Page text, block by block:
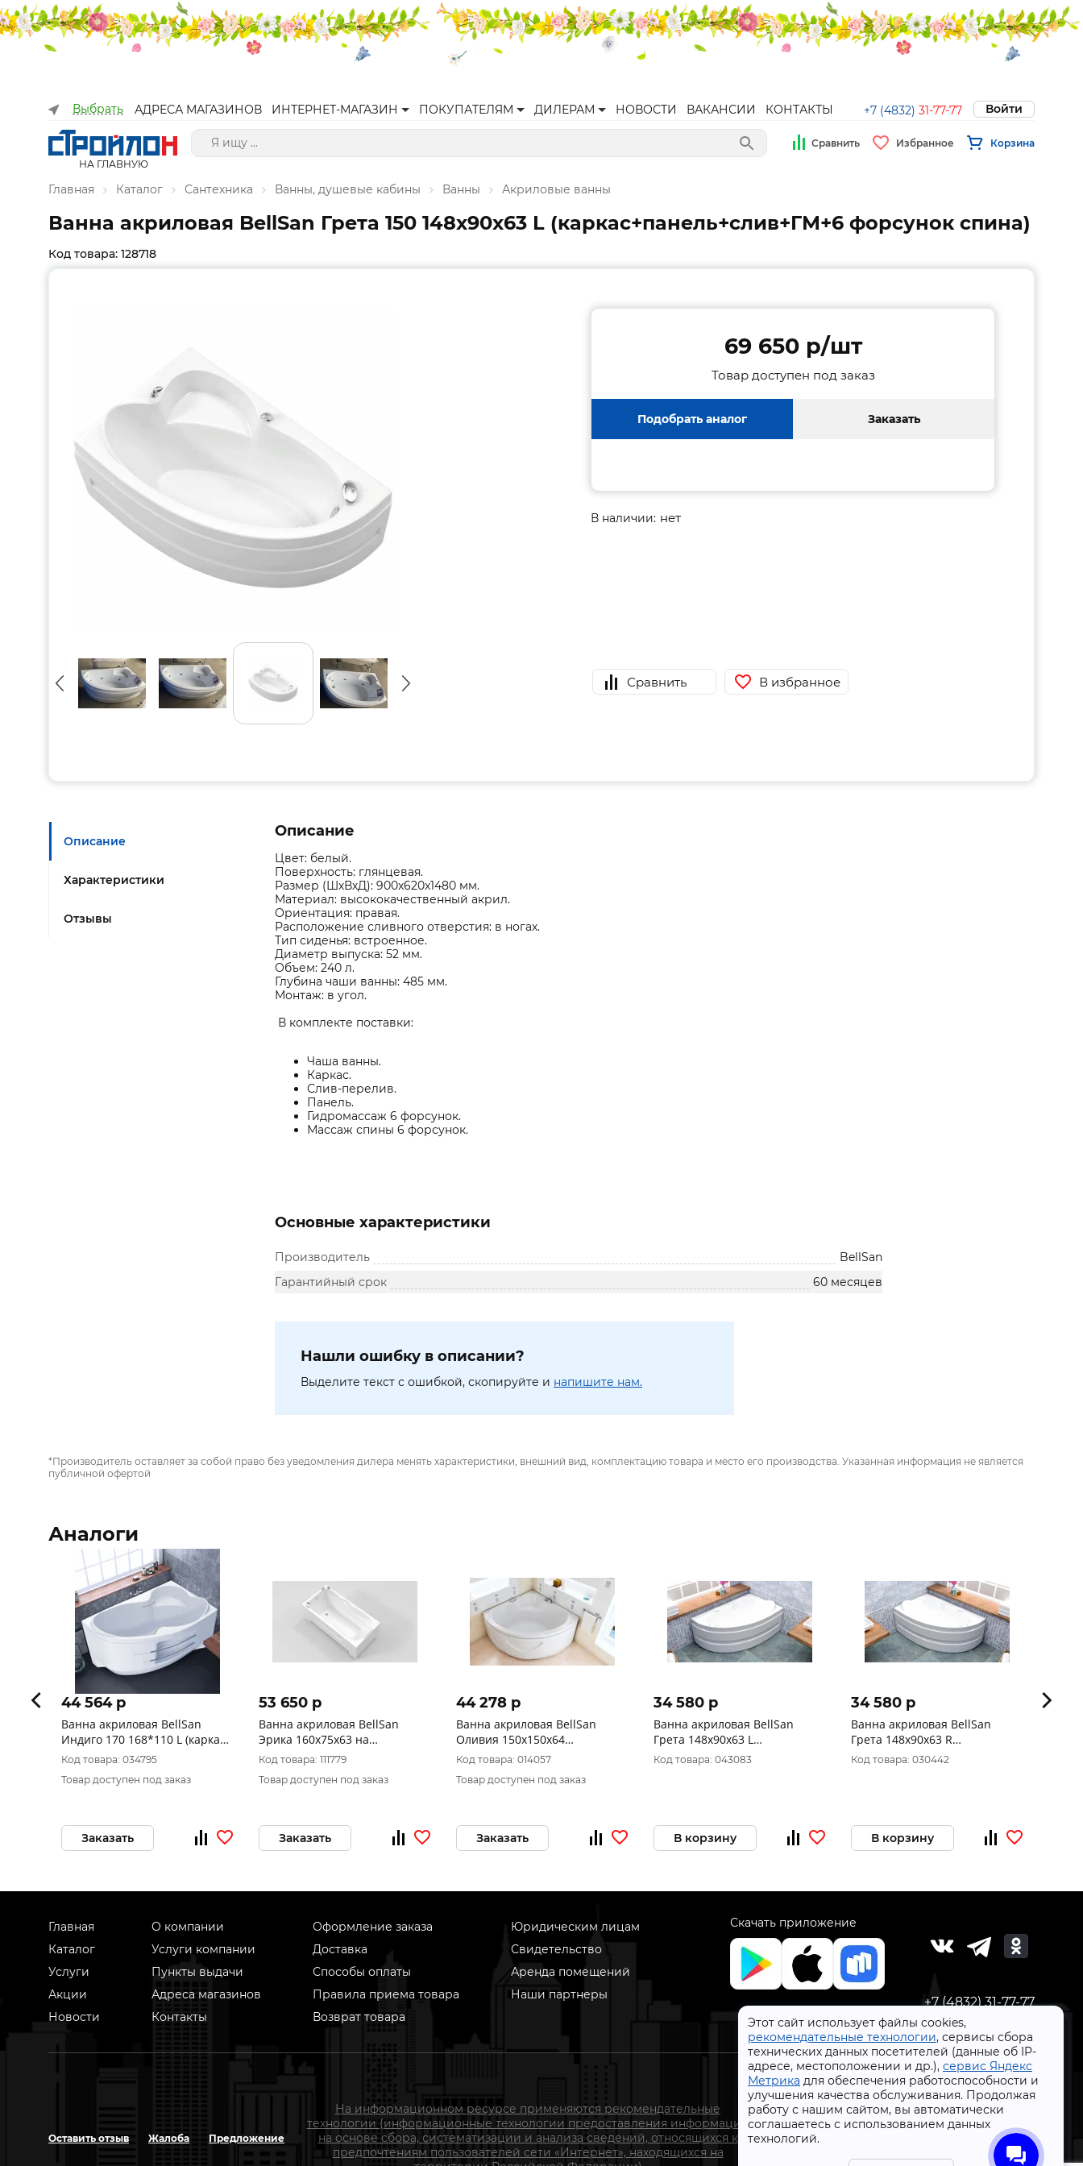
Выбрать АДРЕСА МАГАЗИНОВ ИНТЕРНЕТ-МАГАЗИН ПОКУПАТЕЛЯМ ДИЛЕРАМ НОВОСТИ ВАКАНСИИ КОНТАКТЫ +7 (4832) 31-77-77 Войти
НА ГЛАВНУЮ
Сравнить Избранное Корзина
Главная Каталог Сантехника Ванны, душевые кабины Ванны Акриловые ванны
Этот сайт использует файлы cookies,
рекомендательные технологии, сервисы сбора
технических данных посетителей (данные об IP-
адресе, местоположении и др.), сервис Яндекс
Метрика для обеспечения работоспособности и
улучшения качества обслуживания. Продолжая
работу с нашим сайтом, вы автоматически
соглашаетесь с использованием данных
технологий.
Ванна акриловая BellSan Грета 150 148х90х63 L (каркас+панель+слив+ГМ+6 форсунок спина)
Код товара: 128718
69 650 p/шт
Товар доступен под заказ
Подобрать аналог Заказать
В наличии: нет
Сравнить В избранное
Описание
Характеристики
Отзывы
Описание
Цвет: белый.
Поверхность: глянцевая.
Размер (ШхВхД): 900x620x1480 мм.
Материал: высококачественный акрил.
Ориентация: правая.
Расположение сливного отверстия: в ногах.
Тип сиденья: встроенное.
Диаметр выпуска: 52 мм.
Объем: 240 л.
Глубина чаши ванны: 485 мм.
Монтаж: в угол.
В комплекте поставки:
Чаша ванны.
Каркас.
Слив-перелив.
Панель.
Гидромассаж 6 форсунок.
Массаж спины 6 форсунок.
Основные характеристики
Производитель
BellSan
Гарантийный срок
60 месяцев
Нашли ошибку в описании?
Выделите текст с ошибкой, скопируйте и напишите нам.
*Производитель оставляет за собой право без уведомления дилера менять характеристики, внешний вид, комплектацию товара и место его производства. Указанная информация не является
публичной офертой
Аналоги
44 564 p
Ванна акриловая BellSan
Индиго 170 168*110 L (каркас
панель+2 ручки+слив)
Код товара: 034795
Товар доступен под заказ
Заказать
53 650 p
Ванна акриловая BellSan
Эрика 160х75х63 на
каркасе+слив+ГМ 6 Джет БЕЗ
ПАНЕЛИ
Код товара: 111779
Товар доступен под заказ
Заказать
44 278 p
Ванна акриловая BellSan
Оливия 150х150х64
(каркас+панель+слив)
Код товара: 014057
Товар доступен под заказ
Заказать
34 580 p
Ванна акриловая BellSan
Грета 148х90х63 L
(каркас+панель+слив)
Код товара: 043083
В корзину
34 580 p
Ванна акриловая BellSan
Грета 148х90х63 R
(каркас+панель+слив)
Код товара: 030442
В корзину
25
Главная
Каталог
Услуги
Акции
Новости
О компании
Услуги компании
Пункты выдачи
Адреса магазинов
Контакты
Оформление заказа
Доставка
Способы оплаты
Правила приема товара
Возврат товара
Юридическим лицам
Свидетельство
Аренда помещений
Наши партнеры
Скачать приложение
+7 (4832) 31-77-77
Оставить отзыв Жалоба Предложение
На информационном ресурсе применяются рекомендательные
технологии (информационные технологии предоставления информации
на основе сбора, систематизации и анализа сведений, относящихся к
предпочтениям пользователей сети «Интернет», находящихся на
СтройлоН 1998-2026 г.
Публичная оферта
Обработка персональных данных
Политика конфиденциальности сервисов Яндекс